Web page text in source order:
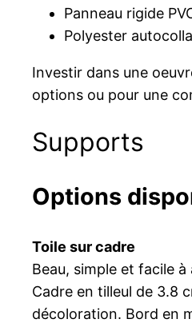
Panneau rigide
Polyester
Investir dans une
options ou pour une
Supports
Options
Toile sur cadre
Beau, simple et facile à
Cadre en tilleul de 3.8
décoloration. Bord en